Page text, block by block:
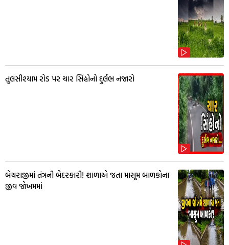
તુલસીશ્યામ રોડ પર ચાર સિંહોનો દુર્લભ નજારો
બેચરાજીમાં તંત્રની બેદરકારી! શાળાએ જતા માસૂમ બાળકોના
જીવ જોખમમાં